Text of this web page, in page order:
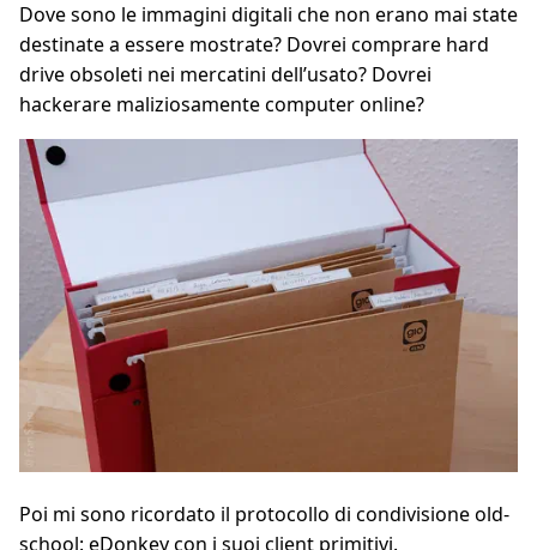
Dove sono le immagini digitali che non erano mai state
destinate a essere mostrate? Dovrei comprare hard
drive obsoleti nei mercatini dell’usato? Dovrei
hackerare maliziosamente computer online?
Poi mi sono ricordato il protocollo di condivisione old-
school: eDonkey con i suoi client primitivi.